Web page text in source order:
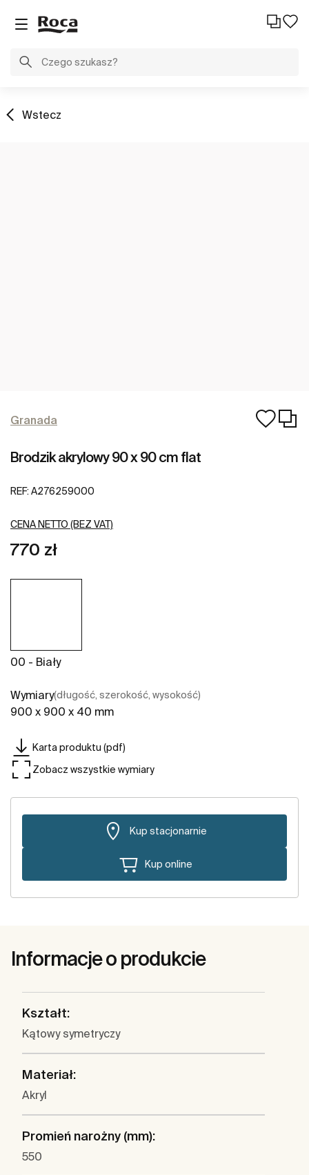
Wstecz
Granada
Brodzik akrylowy 90 x 90 cm flat
REF: A276259000
CENA NETTO (BEZ VAT)
770 zł
00 - Biały
Wymiary(długość, szerokość, wysokość)
900 x 900 x 40 mm
Karta produktu (pdf)
Zobacz wszystkie wymiary
Kup stacjonarnie
Kup online
Informacje o produkcie
Kształt:
Kątowy symetryczy
Materiał:
Akryl
Promień narożny (mm):
550